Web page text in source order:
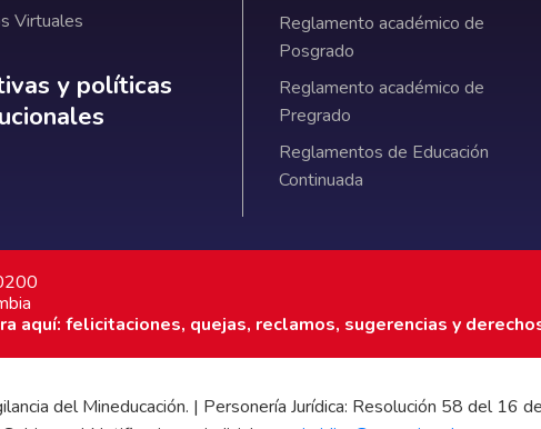
Virtuales
y políticas institucionales
y políticas
Reglamento académico de
Posgrado
Reglamento académico de
Pregrado
Reglamentos de Educación
Continuada
aquí: felicitaciones, quejas, reclamos, sugerencias y
del Mineducación. | Personería Jurídica: Resolución 58 del